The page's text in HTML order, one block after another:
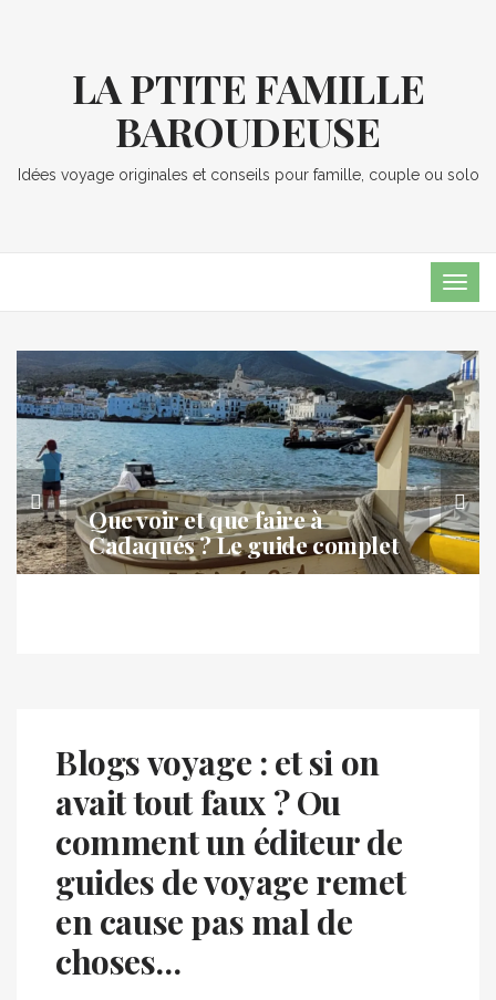
LA PTITE FAMILLE
BAROUDEUSE
Idées voyage originales et conseils pour famille, couple ou solo
Que voir et que faire à
Cadaqués ? Le guide complet
Blogs voyage : et si on
avait tout faux ? Ou
comment un éditeur de
guides de voyage remet
en cause pas mal de
choses…